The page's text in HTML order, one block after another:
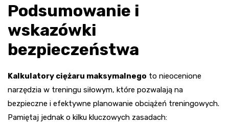
Podsumowanie i
wskazówki
bezpieczeństwa
Kalkulatory ciężaru maksymalnego to nieocenione
narzędzia w treningu siłowym, które pozwalają na
bezpieczne i efektywne planowanie obciążeń treningowych.
Pamiętaj jednak o kilku kluczowych zasadach: